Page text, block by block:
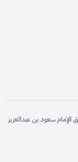
opens in
الإمام سعود بن عبدالعزيز